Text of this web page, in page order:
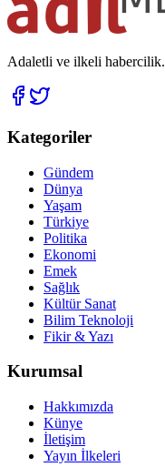
Adaletli ve ilkeli habercilik.
Kategoriler
Gündem
Dünya
Yaşam
Türkiye
Politika
Ekonomi
Emek
Sağlık
Kültür Sanat
Bilim Teknoloji
Fikir & Yazı
Kurumsal
Hakkımızda
Künye
İletişim
Yayın İlkeleri